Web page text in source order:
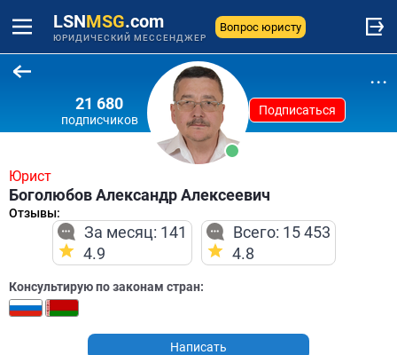
LSNMSG.com
ЮРИДИЧЕСКИЙ МЕССЕНДЖЕР
Вопрос юристу
21 680
подписчиков
Подписаться
...
Юрист
Боголюбов Александр Алексеевич
Отзывы:
За месяц: 141
4.9
Всего: 15 453
4.8
Консультирую по законам стран:
Написать